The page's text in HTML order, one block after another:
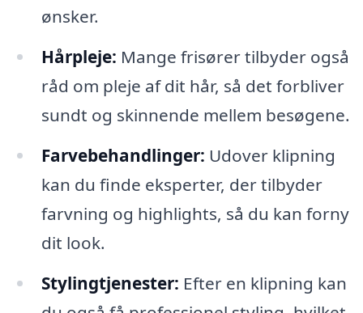
ønsker.
Hårpleje: Mange frisører tilbyder også
råd om pleje af dit hår, så det forbliver
sundt og skinnende mellem besøgene.
Farvebehandlinger: Udover klipning
kan du finde eksperter, der tilbyder
farvning og highlights, så du kan forny
dit look.
Stylingtjenester: Efter en klipning kan